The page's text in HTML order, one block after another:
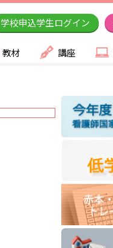
学校申込学生ログイン
教材 講座